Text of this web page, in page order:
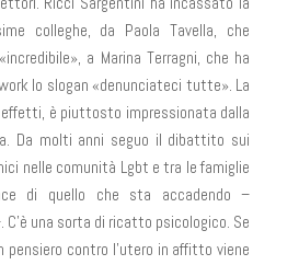
colleghe, da Paola Tavella, che
a Marina Terragni, che ha
lo slogan «denunciateci tutte». La
è piuttosto impressionata dalla
Da molti anni seguo il dibattito sui
nelle comunità Lgbt e tra le famiglie
di quello che sta accadendo –
C’è una sorta di ricatto psicologico. Se
pensiero contro l’utero in affitto viene